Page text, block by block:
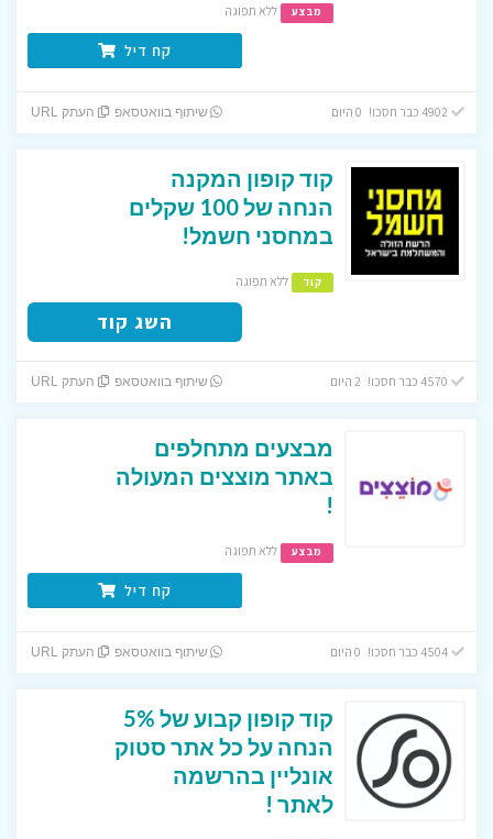
מבצע ללא תפוגה
קח דיל
שיתוף בוואטסאפ העתק URL
קוד קופון המקנה
הנחה של 100 שקלים
במחסני חשמל!
קוד ללא תפוגה
השג קוד
שיתוף בוואטסאפ העתק URL
מבצעים מתחלפים
באתר מוצצים המעולה
!
מבצע ללא תפוגה
קח דיל
4504 כבר חסכו! 0 היום שיתוף בוואטסאפ העתק URL
קוד קופון קבוע של 5%
הנחה על כל אתר סטוק
אונליין בהרשמה
לאתר !